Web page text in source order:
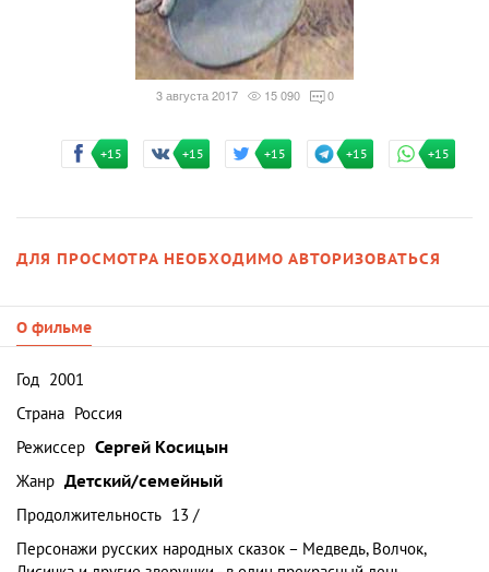
3 августа 2017 15 090 0
+15 +15 +15 +15 +15
ДЛЯ ПРОСМОТРА НЕОБХОДИМО АВТОРИЗОВАТЬСЯ
О фильме
Год 2001
Страна Россия
Режиссер Сергей Косицын
Жанр Детский/семейный
Продолжительность 13 /
Персонажи русских народных сказок – Медведь, Волчок,